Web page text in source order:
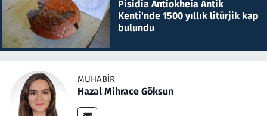
Pisidia Antiokheia Antik
Kenti'nde 1500 yıllık litürjik kap
bulundu
MUHABIR
Hazal Mihrace Göksun